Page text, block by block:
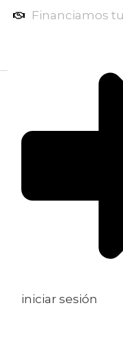
Financiamos
iniciar sesión